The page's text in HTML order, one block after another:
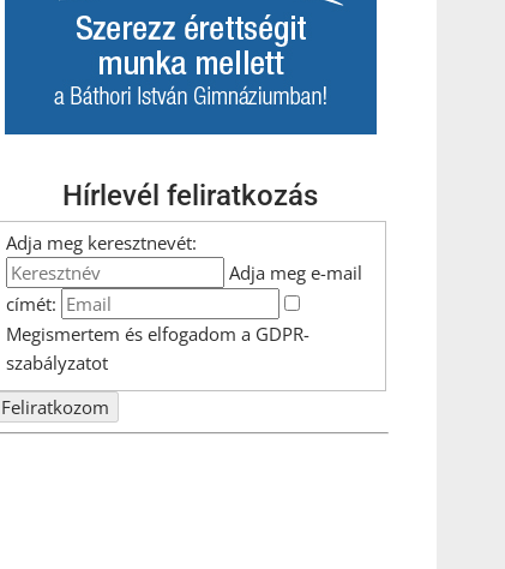
Hírlevél feliratkozás
Adja meg keresztnevét:
Adja meg e-mail
címét:
Megismertem és elfogadom a GDPR-
szabályzatot